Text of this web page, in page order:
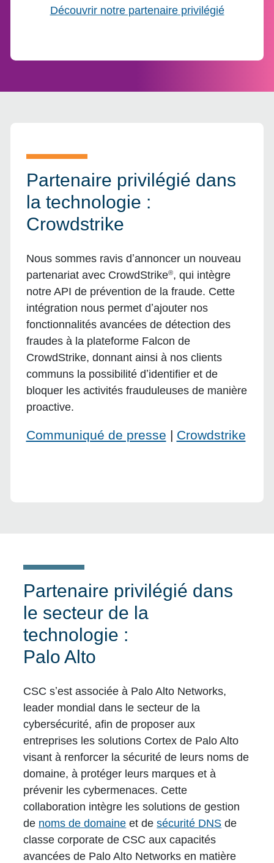
Découvrir notre partenaire privilégié
Partenaire privilégié dans
la technologie :
Crowdstrike
Nous sommes ravis dʼannoncer un nouveau
partenariat avec CrowdStrike®, qui intègre
notre API de prévention de la fraude. Cette
intégration nous permet dʼajouter nos
fonctionnalités avancées de détection des
fraudes à la plateforme Falcon de
CrowdStrike, donnant ainsi à nos clients
communs la possibilité dʼidentifier et de
bloquer les activités frauduleuses de manière
proactive.
Communiqué de presse | Crowdstrike
Partenaire privilégié dans
le secteur de la
technologie :
Palo Alto
CSC sʼest associée à Palo Alto Networks,
leader mondial dans le secteur de la
cybersécurité, afin de proposer aux
entreprises les solutions Cortex de Palo Alto
visant à renforcer la sécurité de leurs noms de
domaine, à protéger leurs marques et à
prévenir les cybermenaces. Cette
collaboration intègre les solutions de gestion
de noms de domaine et desécurité DNS de
classe corporate de CSC aux capacités
avancées de Palo Alto Networks en matière